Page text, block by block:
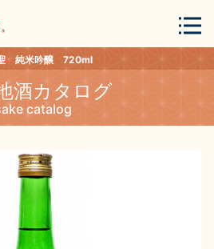
ログイン
純米吟醸 720ml
酒カタログ
catalog